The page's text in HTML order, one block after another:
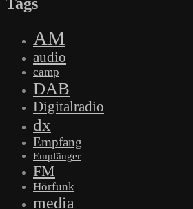
Tags
AM
audio
camp
DAB
Digitalradio
dx
Empfang
Empfänger
FM
Hörfunk
media